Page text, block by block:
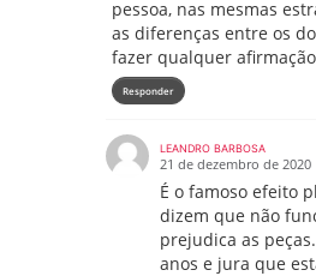
pessoa, nas mesmas
as diferenças entre os
fazer qualquer
Responder
LEANDRO BARBOSA
21 de dezembro de 2020
É o famoso efeito
dizem que não
prejudica as
anos e jura que